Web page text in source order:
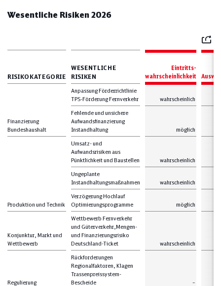
Wesentliche Risiken 2026
Mail
RISIKOKATEGORIE
WESENTLICHE
RISIKEN
Eintritts-
wahrscheinlichkeit
Finanzierung
Bundeshaushalt
Anpassung Förderrichtlinie
TPS-Förderung Fernverkehr
wahrscheinlich
Fehlende und unsichere
Aufwandsfinanzierung
Instandhaltung
möglich
Produktion und Technik
Umsatz- und
Aufwandsrisiken aus
Pünktlichkeit und Baustellen
wahrscheinlich
Ungeplante
Instandhaltungsmaßnahmen
wahrscheinlich
Verzögerung Hochlauf
Optimierungsprogramme
möglich
Konjunktur, Markt und
Wettbewerb
Wettbewerb Fernverkehr
und Güterverkehr,Mengen-
und Finanzierungsrisiko
Deutschland-Ticket
wahrscheinlich
Regulierung
Rückforderungen
Regionalfaktoren, Klagen
Trassenpreissystem-
Bescheide
–